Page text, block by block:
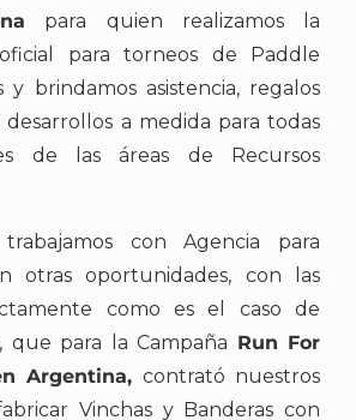
para quien realizamos la
para torneos de Paddle
y brindamos asistencia, regalos
a medida para todas
de las áreas de Recursos
con Agencia para
otras oportunidades, con las
como es el caso de
, que para la Campaña Run For
Argentina, contrató nuestros
Vinchas y Banderas con